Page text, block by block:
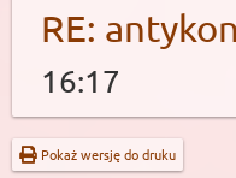
RE:
16:17
Pokaż wersję do druku